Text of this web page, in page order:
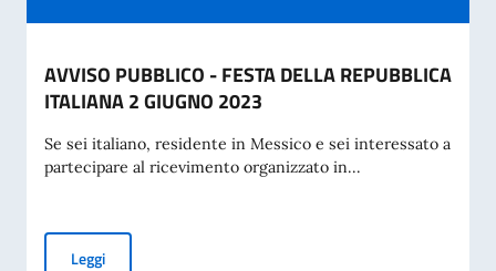
AVVISO PUBBLICO - FESTA DELLA REPUBBLICA
ITALIANA 2 GIUGNO 2023
Se sei italiano, residente in Messico e sei interessato a
partecipare al ricevimento organizzato in...
LeggiAVVISO PUBBLICO - FESTA DELLA REPUBBLICA ITALIANA